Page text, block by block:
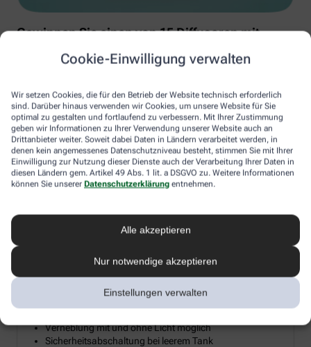
Cookie-Einwilligung verwalten
Wir setzen Cookies, die für den Betrieb der Website technisch erforderlich
sind. Darüber hinaus verwenden wir Cookies, um unsere Website für Sie
optimal zu gestalten und fortlaufend zu verbessern. Mit Ihrer Zustimmung
geben wir Informationen zu Ihrer Verwendung unserer Website auch an
Drittanbieter weiter. Soweit dabei Daten in Ländern verarbeitet werden, in
denen kein angemessenes Datenschutzniveau besteht, stimmen Sie mit Ihrer
Einwilligung zur Nutzung dieser Dienste auch der Verarbeitung Ihrer Daten in
diesen Ländern gem. Artikel 49 Abs. 1 lit. a DSGVO zu. Weitere Informationen
können Sie unserer Datenschutzerklärung entnehmen.
Alle akzeptieren
Nur notwendige akzeptieren
Einstellungen verwalten
Gewinnen Sie einen von 15 Diffusoren mit
Wohlfühloase erschaffen können. Ein Diffusor verwandelt
ätherische Öle in eine sanfte Duftwolke, die Reizhusten lindert, die
Raumluft befeuchtet und so gerade im Winter trockener
Heizungsluft entgegenwirkt. Machen Sie mit und holen Sie sich
mit etwas Glück die wohltuende Kraft der Aromen und Öle direkt
ins Wohnzimmer.
Timerfunktion bis 20 m²
Mikrofeine Zerstäubung mit Ultraschall
Wellnesslicht mit Farbwechsel für eine angenehme
Zur Raumbeduftung mit Aromaölen geeignet
Verneblung mit und ohne Licht möglich
Sicherheitsabschaltung bei leerem Tank